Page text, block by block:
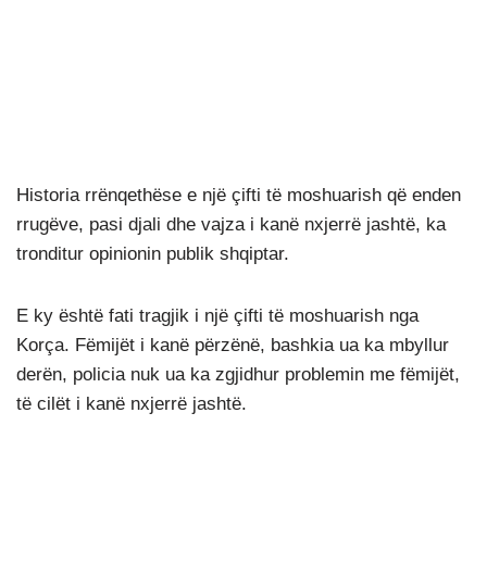
Historia rrënqethëse e një çifti të moshuarish që enden
rrugëve, pasi djali dhe vajza i kanë nxjerrë jashtë, ka
tronditur opinionin publik shqiptar.
E ky është fati tragjik i një çifti të moshuarish nga
Korça. Fëmijët i kanë përzënë, bashkia ua ka mbyllur
derën, policia nuk ua ka zgjidhur problemin me fëmijët,
të cilët i kanë nxjerrë jashtë.